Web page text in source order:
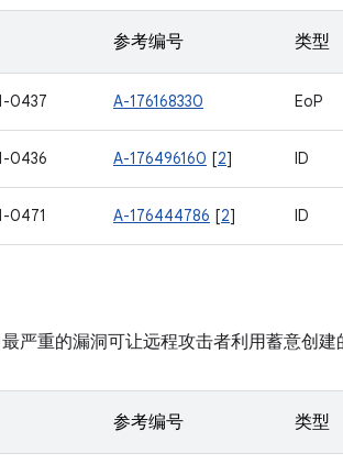
参考编号 类型
0437 A-176168330 EoP
0436 A-176496160 [2] ID
0471 A-176444786 [2] ID
严重的漏洞可让远程攻击者利用蓄意创建
参考编号 类型